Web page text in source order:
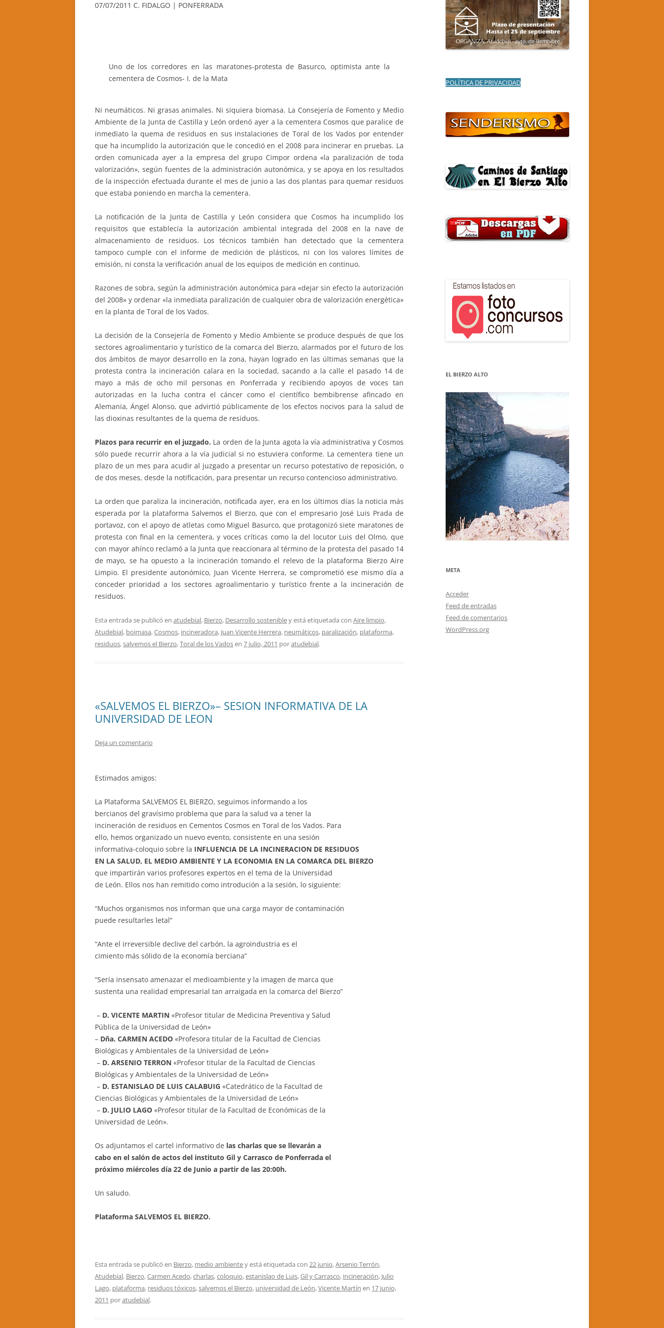
HOTEL RURAL EL VERDENAL
07/07/2011 C. FIDALGO | PONFERRADA
Uno de los corredores en las maratones-protesta de Basurco, optimista ante la
cementera de Cosmos- I. de la Mata
Ni neumáticos. Ni grasas animales. Ni siquiera biomasa. La Consejería de Fomento y Medio
Ambiente de la Junta de Castilla y León ordenó ayer a la cementera Cosmos que paralice de
inmediato la quema de residuos en sus instalaciones de Toral de los Vados por entender
que ha incumplido la autorización que le concedió en el 2008 para incinerar en pruebas. La
orden comunicada ayer a la empresa del grupo Cimpor ordena «la paralización de toda
valorización», según fuentes de la administración autonómica, y se apoya en los resultados
de la inspección efectuada durante el mes de junio a las dos plantas para quemar residuos
que estaba poniendo en marcha la cementera.
La notificación de la Junta de Castilla y León considera que Cosmos ha incumplido los
requisitos que establecía la autorización ambiental integrada del 2008 en la nave de
almacenamiento de residuos. Los técnicos también han detectado que la cementera
tampoco cumple con el informe de medición de plásticos, ni con los valores límites de
emisión, ni consta la verificación anual de los equipos de medición en continuo.
Razones de sobra, según la administración autonómica para «dejar sin efecto la autorización
del 2008» y ordenar «la inmediata paralización de cualquier obra de valorización energética»
en la planta de Toral de los Vados.
La decisión de la Consejería de Fomento y Medio Ambiente se produce después de que los
sectores agroalimentario y turístico de la comarca del Bierzo, alarmados por el futuro de los
dos ámbitos de mayor desarrollo en la zona, hayan logrado en las últimas semanas que la
protesta contra la incineración calara en la sociedad, sacando a la calle el pasado 14 de
mayo a más de ocho mil personas en Ponferrada y recibiendo apoyos de voces tan
autorizadas en la lucha contra el cáncer como el científico bembibrense afincado en
Alemania, Ángel Alonso, que advirtió públicamente de los efectos nocivos para la salud de
las dioxinas resultantes de la quema de residuos.
Plazos para recurrir en el juzgado. La orden de la Junta agota la vía administrativa y Cosmos
sólo puede recurrir ahora a la vía judicial si no estuviera conforme. La cementera tiene un
plazo de un mes para acudir al juzgado a presentar un recurso potestativo de reposición, o
de dos meses, desde la notificación, para presentar un recurso contencioso administrativo.
La orden que paraliza la incineración, notificada ayer, era en los últimos días la noticia más
esperada por la plataforma Salvemos el Bierzo, que con el empresario José Luis Prada de
portavoz, con el apoyo de atletas como Miguel Basurco, que protagonizó siete maratones de
protesta con final en la cementera, y voces críticas como la del locutor Luis del Olmo, que
con mayor ahínco reclamó a la Junta que reaccionara al término de la protesta del pasado 14
de mayo, se ha opuesto a la incineración tomando el relevo de la plataforma Bierzo Aire
Limpio. El presidente autonómico, Juan Vicente Herrera, se comprometió ese mismo día a
conceder prioridad a los sectores agroalimentario y turístico frente a la incineración de
residuos.
Esta entrada se publicó en atudebial, Bierzo, Desarrollo sostenibley está etiquetada con Aire limpio,
Atudebial, boimasa,Cosmos, incineradora, Juan Vicente Herrera, neumáticos, paralización, plataforma,
residuos,salvemos el Bierzo,Toral de los Vadosen 7 julio, 2011 poratudebial.
«SALVEMOS EL BIERZO»– SESION INFORMATIVA DE LA
UNIVERSIDAD DE LEON
Deja un comentario
Estimados amigos:
La Plataforma SALVEMOS EL BIERZO, seguimos informando a los
bercianos del gravísimo problema que para la salud va a tener la
incineración de residuos en Cementos Cosmos en Toral de los Vados. Para
ello, hemos organizado un nuevo evento, consistente en una sesión
informativa-coloquio sobre la INFLUENCIA DE LA INCINERACION DE RESIDUOS
EN LA SALUD, EL MEDIO AMBIENTE Y LA ECONOMIA EN LA COMARCA DEL BIERZO
que impartirán varios profesores expertos en el tema de la Universidad
de León. Ellos nos han remitido como introdución a la sesión, lo siguiente:
“Muchos organismos nos informan que una carga mayor de contaminación
puede resultarles letal”
“Ante el irreversible declive del carbón, la agroindustria es el
cimiento más sólido de la economía berciana”
“Sería insensato amenazar el medioambiente y la imagen de marca que
sustenta una realidad empresarial tan arraigada en la comarca del Bierzo”
– D. VICENTE MARTIN «Profesor titular de Medicina Preventiva y Salud
Pública de la Universidad de León»
– Dña. CARMEN ACEDO «Profesora titular de la Facultad de Ciencias
Biológicas y Ambientales de la Universidad de León»
– D. ARSENIO TERRON «Profesor titular de la Facultad de Ciencias
Biológicas y Ambientales de la Universidad de León»
– D. ESTANISLAO DE LUIS CALABUIG «Catedrático de la Facultad de
Ciencias Biológicas y Ambientales de la Universidad de León»
– D. JULIO LAGO «Profesor titular de la Facultad de Económicas de la
Universidad de León».
Os adjuntamos el cartel informativo de las charlas que se llevarán a
cabo en el salón de actos del instituto Gil y Carrasco de Ponferrada el
próximo miércoles día 22 de Junio a partir de las 20:00h.
Un saludo.
Plataforma SALVEMOS EL BIERZO.
Esta entrada se publicó en Bierzo, medio ambientey está etiquetada con 22 junio,Arsenio Terrón,
Atudebial, Bierzo,Carmen Acedo,charlas,coloquio,estanislao de Luis,Gil y Carrasco, incineración, Julio
Lago, plataforma, residuos tóxicos,salvemos el Bierzo, universidad de León,Vicente Martín en 17 junio,
2011 poratudebial.
POLÍTICA DE PRIVACIDAD
EL BIERZO ALTO
META
Acceder
Feed de entradas
Feed de comentarios
WordPress.org